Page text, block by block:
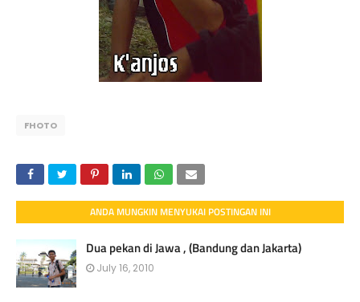
FHOTO
ANDA MUNGKIN MENYUKAI POSTINGAN INI
Dua pekan di Jawa , (Bandung dan Jakarta)
July 16, 2010